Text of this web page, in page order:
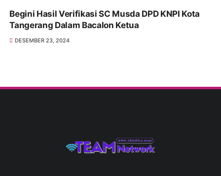
Begini Hasil Verifikasi SC Musda DPD KNPI Kota
Tangerang Dalam Bacalon Ketua
DESEMBER 23, 2024